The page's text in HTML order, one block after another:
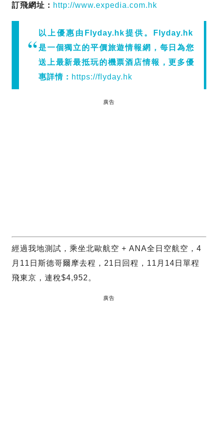
訂飛網址： http://www.expedia.com.hk
以上優惠由Flyday.hk提供。Flyday.hk
是一個獨立的平價旅遊情報網，每日為您
送上最新最抵玩的機票酒店情報，更多優
惠詳情： https://flyday.hk
廣告
經過我地測試，乘坐北歐航空 + ANA全日空航空，4
月11日斯德哥爾摩去程，21日回程，11月14日單程
飛東京，連稅$4,952。
廣告